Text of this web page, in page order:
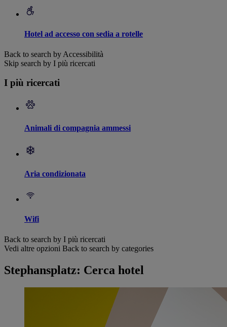
Hotel ad accesso con sedia a rotelle
Back to search by Accessibilità
Skip search by I più ricercati
I più ricercati
Animali di compagnia ammessi
Aria condizionata
Wifi
Back to search by I più ricercati
Vedi altre opzioni Back to search by categories
Stephansplatz: Cerca hotel